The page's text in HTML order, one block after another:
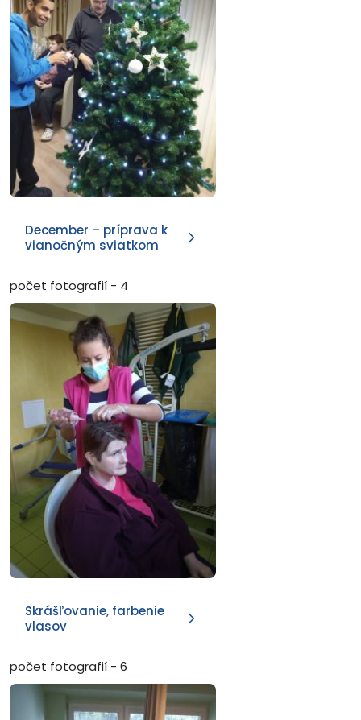
December – príprava k
vianočným sviatkom
počet fotografií - 4
Skrášľovanie, farbenie
vlasov
počet fotografií - 6